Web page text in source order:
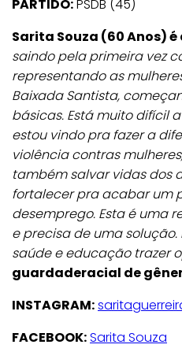
PARTIDO: PSDB (45)
Sarita Souza (60 Anos)
saindo pela primeira vez
representando as
Baixada Santista,
básicas. Está muito difícil
estou vindo pra fazer a
violência contras
também salvar vidas dos
fortalecer pra acabar um
desemprego. Esta é uma
e precisa de uma
saúde e educação trazer
guardaderacial de
INSTAGRAM:
FACEBOOK:Sarita Souza